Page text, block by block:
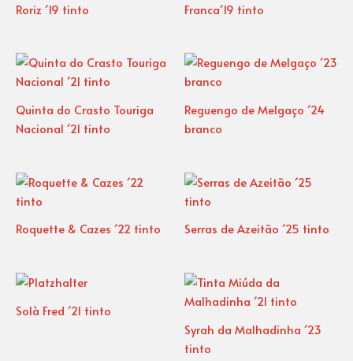
Roriz ´19 tinto
Franca´19 tinto
Quinta do Crasto Touriga
Nacional ´21 tinto
Reguengo de Melgaço ´24
branco
Roquette & Cazes ´22 tinto Serras de Azeitão ´25 tinto
Solà Fred ´21 tinto
Syrah da Malhadinha ´23
tinto